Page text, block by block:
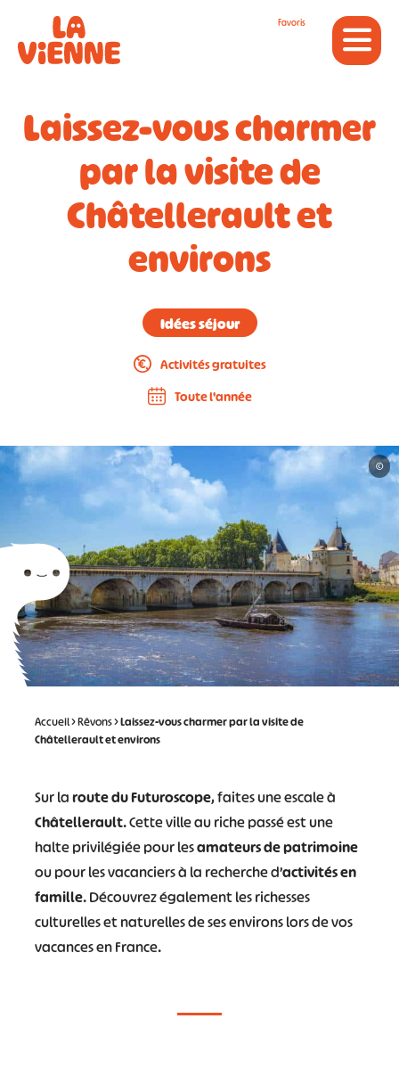
Favoris
Laissez-vous charmer
par la visite de
Châtellerault et
environs
Idées séjour
Activités gratuites
Toute l'année
©
Accueil>Rêvons>Laissez-vous charmer par la visite de
Châtellerault et environs
Sur laroute du Futuroscope, faites une escale à
Châtellerault. Cette ville au riche passé est une
halte privilégiée pour lesamateurs de patrimoine
ou pour les vacanciers à la recherche d’activités en
famille. Découvrez également les richesses
culturelles et naturelles de ses environs lors de vos
vacances en France.